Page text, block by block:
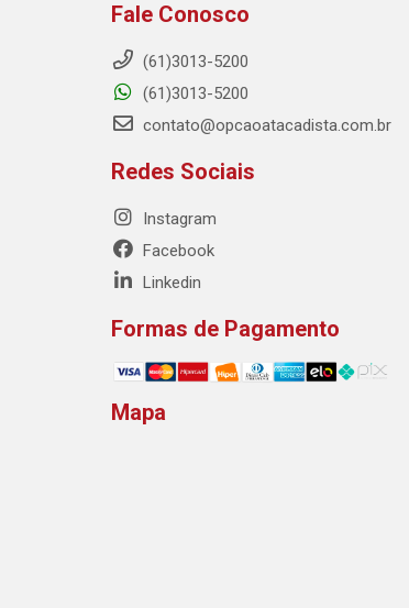
Fale Conosco
(61)3013-5200
(61)3013-5200
contato@opcaoatacadista.com.br
Redes Sociais
Instagram
Facebook
Linkedin
Formas de Pagamento
Mapa